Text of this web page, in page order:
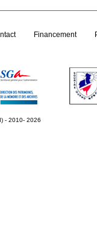
Financement
- 2010- 2026